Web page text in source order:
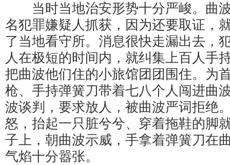
当时当地治安形势十分严峻。曲
名犯罪嫌疑人抓获，因为还要取证，
了当地看守所。消息很快走漏出去，
人在极短的时间内，就纠集上百人手
把曲波他们住的小旅馆团团围住。为
枪、手持弹簧刀带着七八个人闯进曲
波谈判，要求放人，被曲波严词拒绝
怒，抬起一只脏兮兮、穿着拖鞋的脚
子上，朝曲波示威，手拿着弹簧刀在
气焰十分嚣张。